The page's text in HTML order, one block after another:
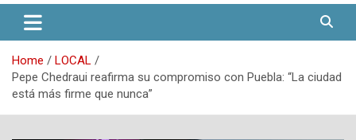
Home
LOCAL
Pepe Chedraui reafirma su compromiso con Puebla: “La ciudad
está más firme que nunca”